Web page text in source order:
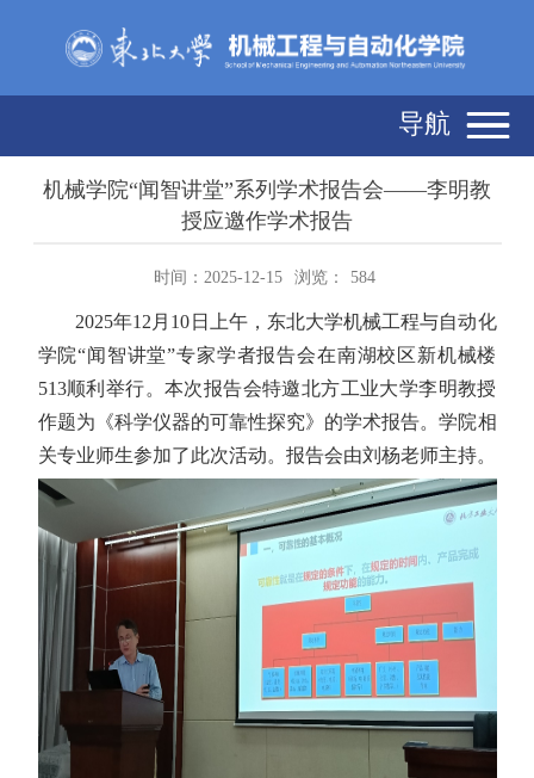
导航
机械学院“闻智讲堂”系列学术报告会——李明教
授应邀作学术报告
时间：2025-12-15 浏览： 584
2025年12 月 10 日上午，东北大学机械工程与自动化
学院“闻智讲堂”专家学者报告会在南湖校区新机械楼
513顺利举行。本次报告会特邀北方工业大学李明教授
作题为《科学仪器的可靠性探究》的学术报告。学院相
关专业师生参加了此次活动。报告会由刘杨老师主持。